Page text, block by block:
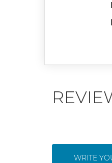
WRITE